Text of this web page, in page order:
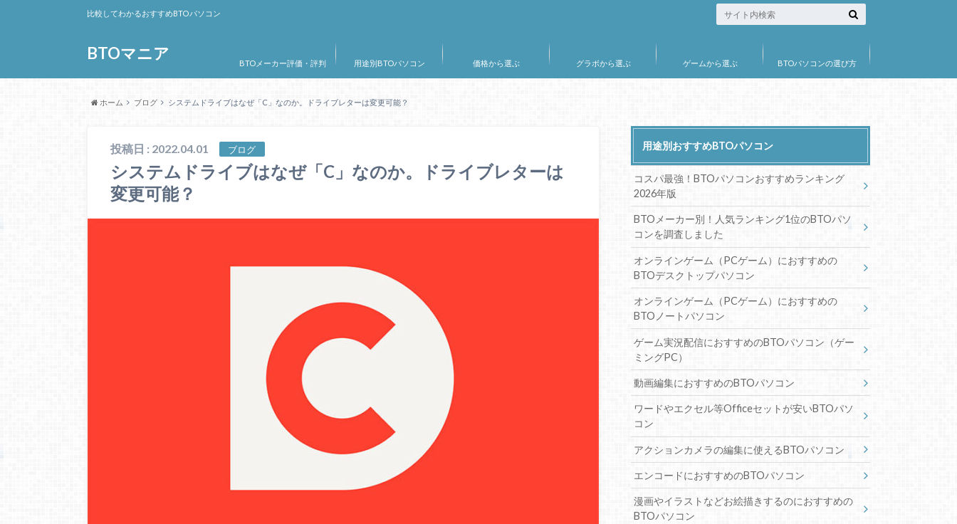
BTOマニア
比較してわかるおすすめBTOパソコン
BTOメーカー評価・評判 用途別BTOパソコン 価格から選ぶ グラボから選ぶ ゲームから選ぶ BTOパソコンの選び方
ホーム ブログ システムドライブはなぜ「C」なのか。ドライブレターは変更可能？
投稿日 : 2022.04.01 ブログ
システムドライブはなぜ「C」なのか。ドライブレターは
変更可能？
用途別おすすめBTOパソコン
コスパ最強！BTOパソコンおすすめランキング
2026年版
BTOメーカー別！人気ランキング1位のBTOパソ
コンを調査しました
オンラインゲーム（PCゲーム）におすすめの
BTOデスクトップパソコン
オンラインゲーム（PCゲーム）におすすめの
BTOノートパソコン
ゲーム実況配信におすすめのBTOパソコン（ゲー
ミングPC）
動画編集におすすめのBTOパソコン
ワードやエクセル等Officeセットが安いBTOパソ
コン
アクションカメラの編集に使えるBTOパソコン
エンコードにおすすめのBTOパソコン
漫画やイラストなどお絵描きするのにおすすめの
BTOパソコン